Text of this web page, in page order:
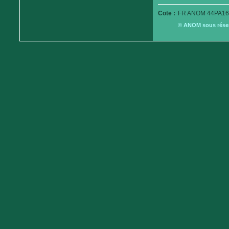
Cote : FR ANOM
© ANOM sous